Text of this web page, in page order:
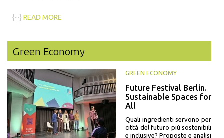
{···} READ MORE
Green Economy
GREEN ECONOMY
Future Festival Berlin.
Sustainable Spaces for
All
Quali ingredienti servono per
città del futuro più sostenibili
e inclusive? Proposte e analisi